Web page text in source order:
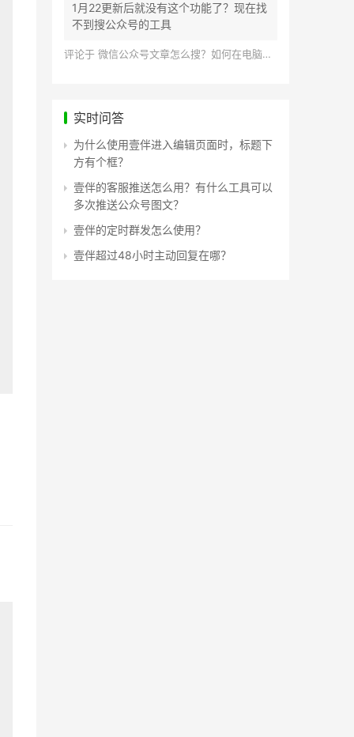
1月22更新后就没有这个功能了？现在找
不到搜公众号的工具
评论于 微信公众号文章怎么搜？如何在电脑上搜索公众号文章？
实时问答
为什么使用壹伴进入编辑页面时，标题下
方有个框？
壹伴的客服推送怎么用？有什么工具可以
多次推送公众号图文？
壹伴的定时群发怎么使用？
壹伴超过48小时主动回复在哪？